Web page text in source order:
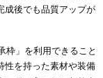
成後でも品質アップが
枠」を利用できること
性を持った素材や装備